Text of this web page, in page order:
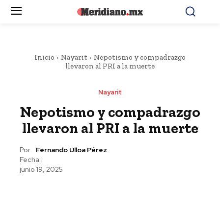
Inicio Nayarit
Nepotismo y compadrazgo
llevaron al PRI a la muerte
Nayarit
Nepotismo y compadrazgo
llevaron al PRI a la muerte
Por: Fernando Ulloa Pérez
Fecha:
junio 19, 2025